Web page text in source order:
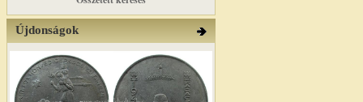
Újdonságok